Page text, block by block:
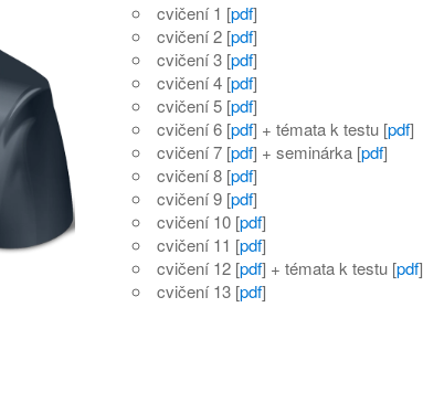
cvičení 1 [pdf]
cvičení 2 [pdf]
cvičení 3 [pdf]
cvičení 4 [pdf]
cvičení 5 [pdf]
cvičení 6 [pdf] + témata k testu [pdf]
cvičení 7 [pdf] + seminárka [pdf]
cvičení 8 [pdf]
cvičení 9 [pdf]
cvičení 10 [pdf]
cvičení 11 [pdf]
cvičení 12 [pdf] + témata k testu [pdf]
cvičení 13 [pdf]